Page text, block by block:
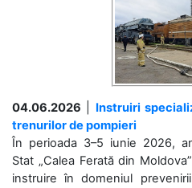
04.06.2026
Instruiri
trenurilor de pompieri
În perioada 3–5 iunie 2026,
Stat „Calea Ferată din
instruire în domeniul